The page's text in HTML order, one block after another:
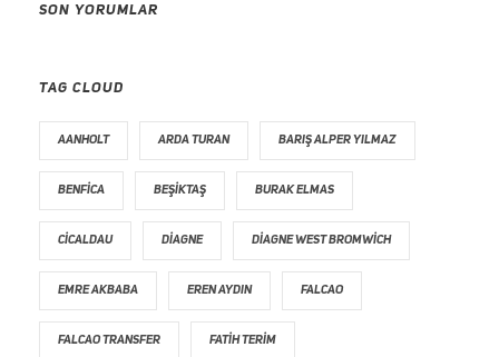
SON YORUMLAR
TAG CLOUD
AANHOLT ARDA TURAN BARIŞ ALPER YILMAZ
BENFICA BEŞIKTAŞ BURAK ELMAS
CICALDAU DIAGNE DIAGNE WEST BROMWICH
EMRE AKBABA EREN AYDIN FALCAO
FALCAO TRANSFER FATIH TERIM